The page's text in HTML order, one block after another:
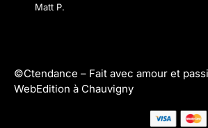
Matt P.
©Ctendance – Fait avec amour et
WebEdition à Chauvigny